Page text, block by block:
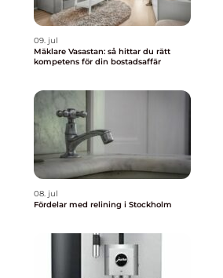
09. jul
Mäklare Vasastan: så hittar du rätt
kompetens för din bostadsaffär
08. jul
Fördelar med relining i Stockholm